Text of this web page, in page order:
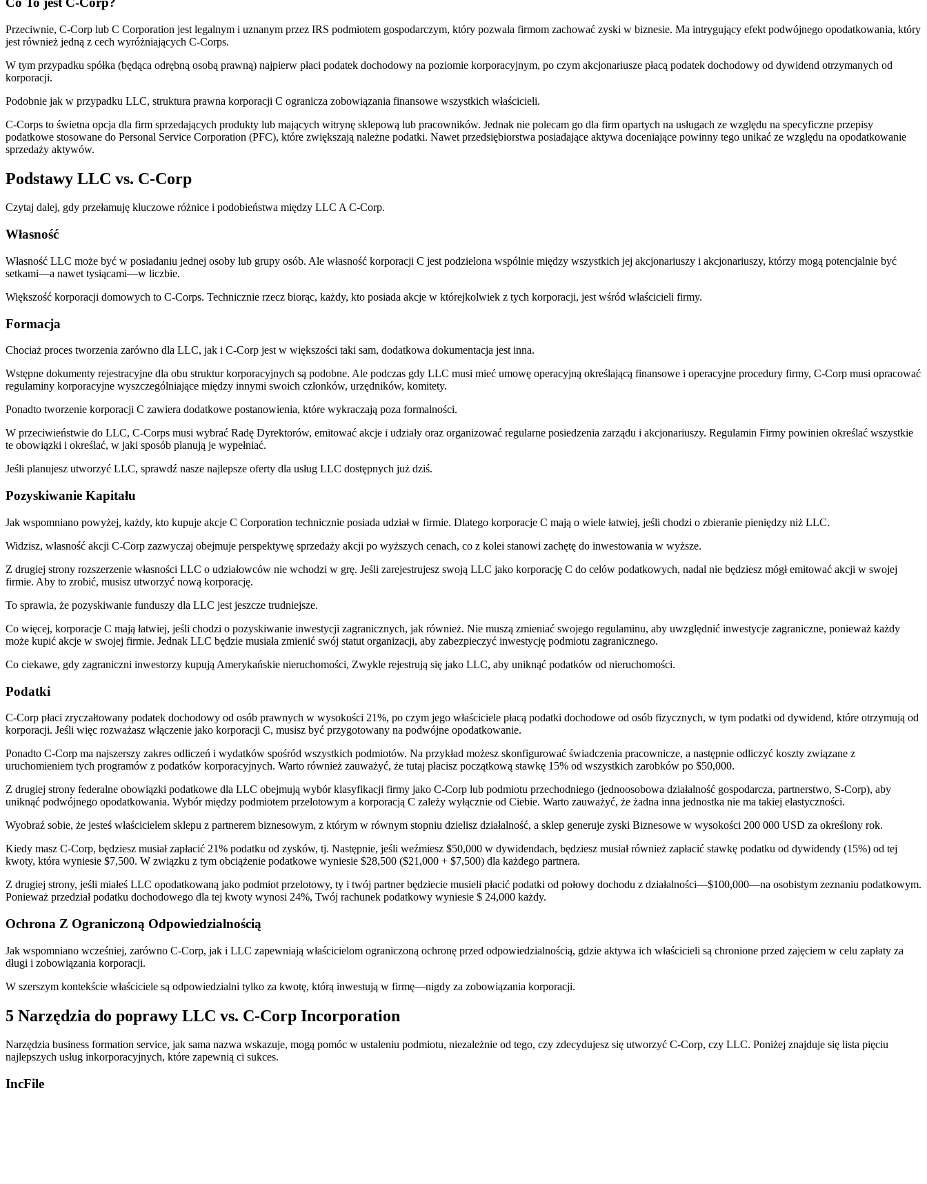
Przeciwnie, C-Corp lub C Corporation jest legalnym i uznanym przez IRS podmiotem gospodarczym, który pozwala firmom zachować zyski w biznesie. Ma intrygujący efekt podwójnego opodatkowania, który
jest również jedną z cech wyróżniających C-Corps.
W tym przypadku spółka (będąca odrębną osobą prawną) najpierw płaci podatek dochodowy na poziomie korporacyjnym, po czym akcjonariusze płacą podatek dochodowy od dywidend otrzymanych od
korporacji.
Podobnie jak w przypadku LLC, struktura prawna korporacji C ogranicza zobowiązania finansowe wszystkich właścicieli.
C-Corps to świetna opcja dla firm sprzedających produkty lub mających witrynę sklepową lub pracowników. Jednak nie polecam go dla firm opartych na usługach ze względu na specyficzne przepisy
podatkowe stosowane do Personal Service Corporation (PFC), które zwiększają należne podatki. Nawet przedsiębiorstwa posiadające aktywa doceniające powinny tego unikać ze względu na opodatkowanie
sprzedaży aktywów.
Podstawy LLC vs. C-Corp
Czytaj dalej, gdy przełamuję kluczowe różnice i podobieństwa między LLC A C-Corp.
Własność
Własność LLC może być w posiadaniu jednej osoby lub grupy osób. Ale własność korporacji C jest podzielona wspólnie między wszystkich jej akcjonariuszy i akcjonariuszy, którzy mogą potencjalnie być
setkami—a nawet tysiącami—w liczbie.
Większość korporacji domowych to C-Corps. Technicznie rzecz biorąc, każdy, kto posiada akcje w którejkolwiek z tych korporacji, jest wśród właścicieli firmy.
Formacja
Chociaż proces tworzenia zarówno dla LLC, jak i C-Corp jest w większości taki sam, dodatkowa dokumentacja jest inna.
Wstępne dokumenty rejestracyjne dla obu struktur korporacyjnych są podobne. Ale podczas gdy LLC musi mieć umowę operacyjną określającą finansowe i operacyjne procedury firmy, C-Corp musi opracować
regulaminy korporacyjne wyszczególniające między innymi swoich członków, urzędników, komitety.
Ponadto tworzenie korporacji C zawiera dodatkowe postanowienia, które wykraczają poza formalności.
W przeciwieństwie do LLC, C-Corps musi wybrać Radę Dyrektorów, emitować akcje i udziały oraz organizować regularne posiedzenia zarządu i akcjonariuszy. Regulamin Firmy powinien określać wszystkie
te obowiązki i określać, w jaki sposób planują je wypełniać.
Jeśli planujesz utworzyć LLC, sprawdź nasze najlepsze oferty dla usług LLC dostępnych już dziś.
Pozyskiwanie Kapitału
Jak wspomniano powyżej, każdy, kto kupuje akcje C Corporation technicznie posiada udział w firmie. Dlatego korporacje C mają o wiele łatwiej, jeśli chodzi o zbieranie pieniędzy niż LLC.
Widzisz, własność akcji C-Corp zazwyczaj obejmuje perspektywę sprzedaży akcji po wyższych cenach, co z kolei stanowi zachętę do inwestowania w wyższe.
Z drugiej strony rozszerzenie własności LLC o udziałowców nie wchodzi w grę. Jeśli zarejestrujesz swoją LLC jako korporację C do celów podatkowych, nadal nie będziesz mógł emitować akcji w swojej
firmie. Aby to zrobić, musisz utworzyć nową korporację.
To sprawia, że pozyskiwanie funduszy dla LLC jest jeszcze trudniejsze.
Co więcej, korporacje C mają łatwiej, jeśli chodzi o pozyskiwanie inwestycji zagranicznych, jak również. Nie muszą zmieniać swojego regulaminu, aby uwzględnić inwestycje zagraniczne, ponieważ każdy
może kupić akcje w swojej firmie. Jednak LLC będzie musiała zmienić swój statut organizacji, aby zabezpieczyć inwestycję podmiotu zagranicznego.
Co ciekawe, gdy zagraniczni inwestorzy kupują Amerykańskie nieruchomości, Zwykle rejestrują się jako LLC, aby uniknąć podatków od nieruchomości.
Podatki
C-Corp płaci zryczałtowany podatek dochodowy od osób prawnych w wysokości 21%, po czym jego właściciele płacą podatki dochodowe od osób fizycznych, w tym podatki od dywidend, które otrzymują od
korporacji. Jeśli więc rozważasz włączenie jako korporacji C, musisz być przygotowany na podwójne opodatkowanie.
Ponadto C-Corp ma najszerszy zakres odliczeń i wydatków spośród wszystkich podmiotów. Na przykład możesz skonfigurować świadczenia pracownicze, a następnie odliczyć koszty związane z
uruchomieniem tych programów z podatków korporacyjnych. Warto również zauważyć, że tutaj płacisz początkową stawkę 15% od wszystkich zarobków po $50,000.
Z drugiej strony federalne obowiązki podatkowe dla LLC obejmują wybór klasyfikacji firmy jako C-Corp lub podmiotu przechodniego (jednoosobowa działalność gospodarcza, partnerstwo, S-Corp), aby
uniknąć podwójnego opodatkowania. Wybór między podmiotem przelotowym a korporacją C zależy wyłącznie od Ciebie. Warto zauważyć, że żadna inna jednostka nie ma takiej elastyczności.
Wyobraź sobie, że jesteś właścicielem sklepu z partnerem biznesowym, z którym w równym stopniu dzielisz działalność, a sklep generuje zyski Biznesowe w wysokości 200 000 USD za określony rok.
Kiedy masz C-Corp, będziesz musiał zapłacić 21% podatku od zysków, tj. Następnie, jeśli weźmiesz $50,000 w dywidendach, będziesz musiał również zapłacić stawkę podatku od dywidendy (15%) od tej
kwoty, która wyniesie $7,500. W związku z tym obciążenie podatkowe wyniesie $28,500 ($21,000 + $7,500) dla każdego partnera.
Z drugiej strony, jeśli miałeś LLC opodatkowaną jako podmiot przelotowy, ty i twój partner będziecie musieli płacić podatki od połowy dochodu z działalności—$100,000—na osobistym zeznaniu podatkowym.
Ponieważ przedział podatku dochodowego dla tej kwoty wynosi 24%, Twój rachunek podatkowy wyniesie $ 24,000 każdy.
Ochrona Z Ograniczoną Odpowiedzialnością
Jak wspomniano wcześniej, zarówno C-Corp, jak i LLC zapewniają właścicielom ograniczoną ochronę przed odpowiedzialnością, gdzie aktywa ich właścicieli są chronione przed zajęciem w celu zapłaty za
długi i zobowiązania korporacji.
W szerszym kontekście właściciele są odpowiedzialni tylko za kwotę, którą inwestują w firmę—nigdy za zobowiązania korporacji.
5 Narzędzia do poprawy LLC vs. C-Corp Incorporation
Narzędzia business formation service, jak sama nazwa wskazuje, mogą pomóc w ustaleniu podmiotu, niezależnie od tego, czy zdecydujesz się utworzyć C-Corp, czy LLC. Poniżej znajduje się lista pięciu
najlepszych usług inkorporacyjnych, które zapewnią ci sukces.
IncFile